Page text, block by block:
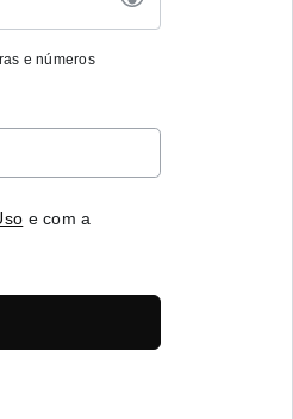
e números
e com a